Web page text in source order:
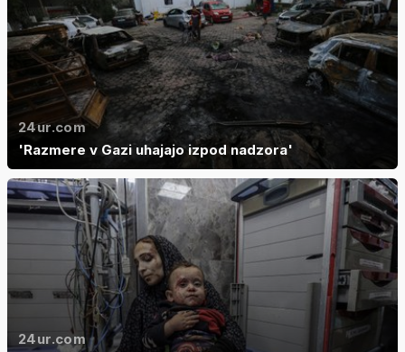
24ur.com
'Razmere v Gazi uhajajo izpod nadzora'
24ur.com